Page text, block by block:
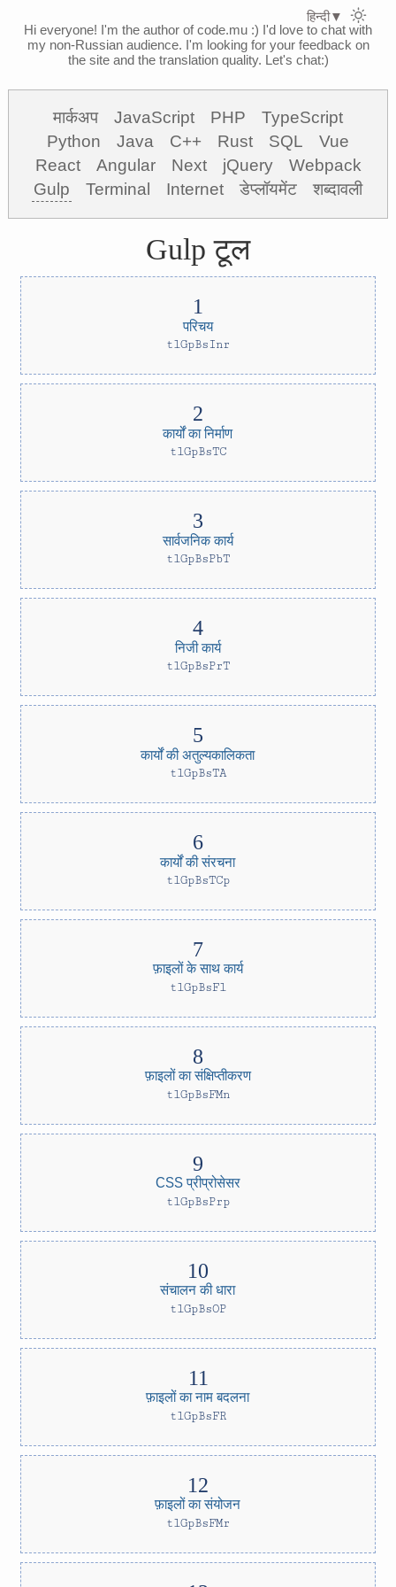
Hi everyone! I'm the author of code.mu :) I'd love to chat with
my non-Russian audience. I'm looking for your feedback on
the site and the translation quality. Let's chat:)
मार्कअप JavaScript PHP
TypeScript
Python
Java C++ Rust SQL
Vue
React
Angular Next jQuery
Webpack
Gulp
Terminal Internet डेप्लॉयमेंट शब्दावली
Gulp टूल
परिचय
tlGpBsInr
कार्यों का निर्माण
tlGpBsTC
सार्वजनिक कार्य
tlGpBsPbT
निजी कार्य
tlGpBsPrT
कार्यों की अतुल्यकालिकता
tlGpBsTA
कार्यों की संरचना
tlGpBsTCp
फ़ाइलों के साथ कार्य
tlGpBsFl
फ़ाइलों का संक्षिप्तीकरण
tlGpBsFMn
CSS प्रीप्रोसेसर
tlGpBsPrp
संचालन की धारा
tlGpBsOP
फ़ाइलों का नाम बदलना
tlGpBsFR
फ़ाइलों का संयोजन
tlGpBsFMr
हिन्दी▼